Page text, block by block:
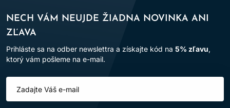
NECH VÁM NEUJDE ŽIADNA NOVINKA ANI
ZĽAVA
Prihláste sa na odber newslettra a získajte kód na 5% zľavu,
ktorý vám pošleme na e-mail.